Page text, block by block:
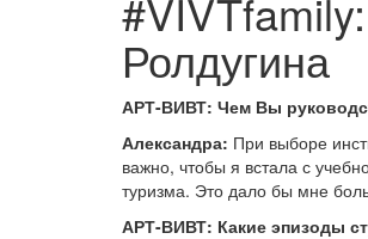
Ролдугина
АРТ-ВИВТ: Чем Вы
Александра: При выборе
важно, чтобы я встала с
туризма. Это дало бы мне
АРТ-ВИВТ: Какие эпизоды